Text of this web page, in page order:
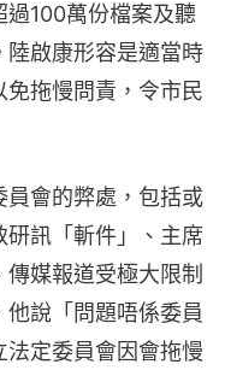
過100萬份檔案及聽
啟康形容是適當時
免拖慢問責，令市民
會的弊處，包括或
研訊「斬件」、主席
媒報道受極大限制
說「問題唔係委員
定委員會因會拖慢